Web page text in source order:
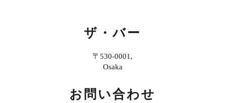
ザ・バー
〒530-0001,
Osaka
お問い合わせ